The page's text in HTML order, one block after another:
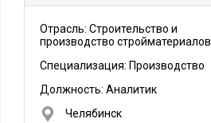
Отрасль: Строительство и
производство стройматериалов
Специализация: Производство
Должность: Аналитик
Челябинск